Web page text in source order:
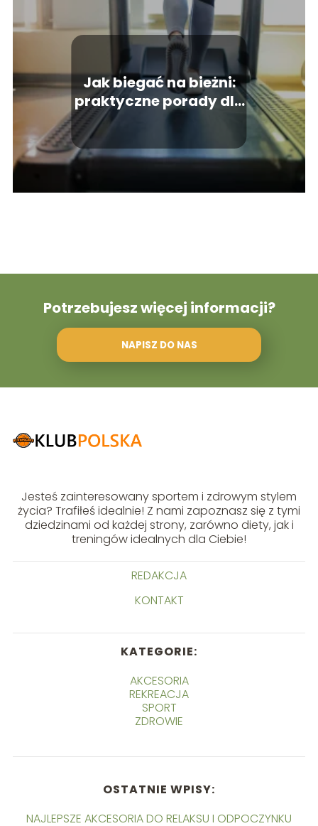
Jak biegać na bieżni:
praktyczne porady dla
skutecznego treningu
Potrzebujesz więcej informacji?
NAPISZ DO NAS
Jesteś zainteresowany sportem i zdrowym stylem
życia? Trafiłeś idealnie! Z nami zapoznasz się z tymi
dziedzinami od każdej strony, zarówno diety, jak i
treningów idealnych dla Ciebie!
REDAKCJA
KONTAKT
KATEGORIE:
AKCESORIA
REKREACJA
SPORT
ZDROWIE
OSTATNIE WPISY:
NAJLEPSZE AKCESORIA DO RELAKSU I ODPOCZYNKU